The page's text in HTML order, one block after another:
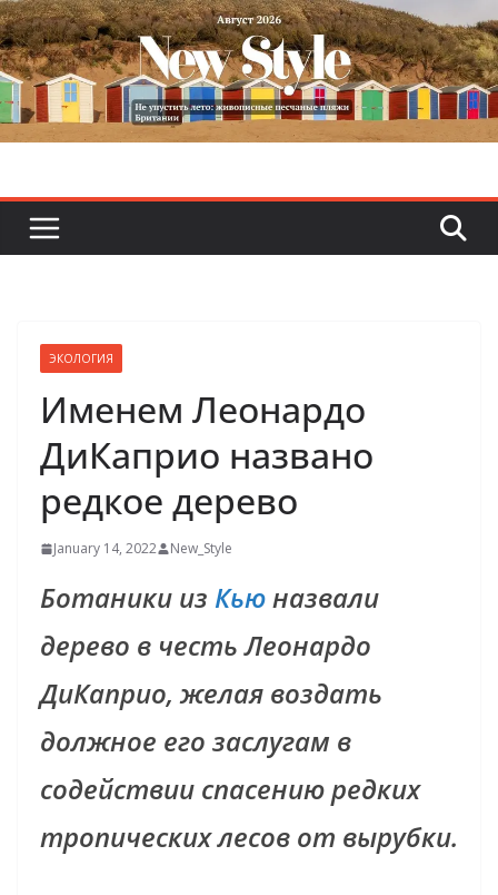
Skip
to
content
ЭКОЛОГИЯ
Именем Леонардо
ДиКаприо названо
редкое дерево
January 14, 2022 New_Style
Ботаники из Кьюназвали
дерево в честь Леонардо
ДиКаприо, желая воздать
должное его заслугам в
содействии спасению редких
тропических лесов от вырубки.